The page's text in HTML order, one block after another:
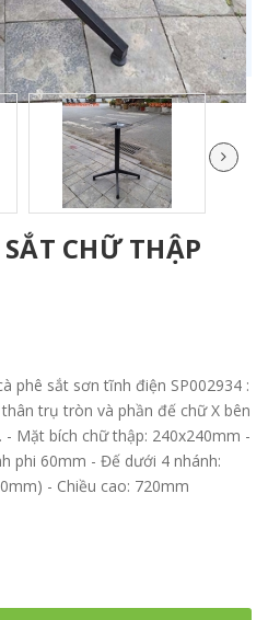
CHỮ THẬP
phê sắt sơn tĩnh điện SP002934 :
trụ tròn và phần đế chữ X bên
Mặt bích chữ thập: 240x240mm -
phi 60mm - Đế dưới 4 nhánh:
- Chiều cao: 720mm